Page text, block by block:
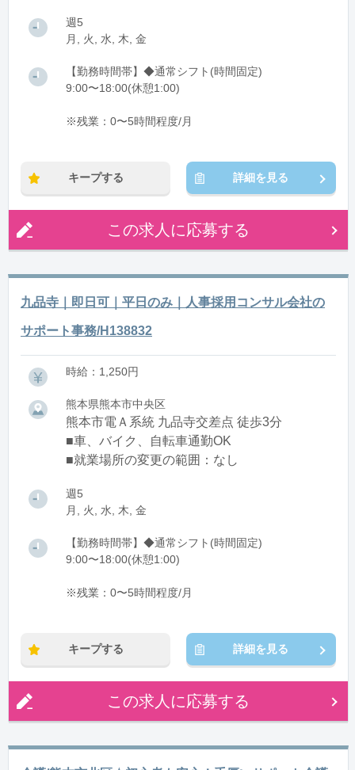
週5
月, 火, 水, 木, 金
【勤務時間帯】◆通常シフト(時間固定)
9:00〜18:00(休憩1:00)
※残業：0〜5時間程度/月
キープする 詳細を見る
この求人に応募する
九品寺｜即日可｜平日のみ｜人事採用コンサル会社の
サポート事務/H138832
時給：1,250円
熊本県熊本市中央区
熊本市電Ａ系統 九品寺交差点 徒歩3分
■車、バイク、自転車通勤OK
■就業場所の変更の範囲：なし
週5
月, 火, 水, 木, 金
【勤務時間帯】◆通常シフト(時間固定)
9:00〜18:00(休憩1:00)
※残業：0〜5時間程度/月
キープする 詳細を見る
この求人に応募する